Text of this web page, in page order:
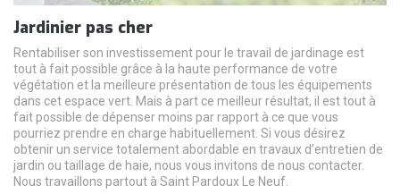
Jardinier pas cher
Rentabiliser son investissement pour le travail de jardinage est
tout à fait possible grâce à la haute performance de votre
végétation et la meilleure présentation de tous les équipements
dans cet espace vert. Mais à part ce meilleur résultat, il est tout à
fait possible de dépenser moins par rapport à ce que vous
pourriez prendre en charge habituellement. Si vous désirez
obtenir un service totalement abordable en travaux d’entretien de
jardin ou taillage de haie, nous vous invitons de nous contacter.
Nous travaillons partout à Saint Pardoux Le Neuf.